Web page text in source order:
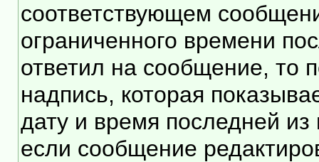
соответствующем
ограниченного времени
ответил на сообщение, то
надпись, которая
дату и время последней
если сообщение